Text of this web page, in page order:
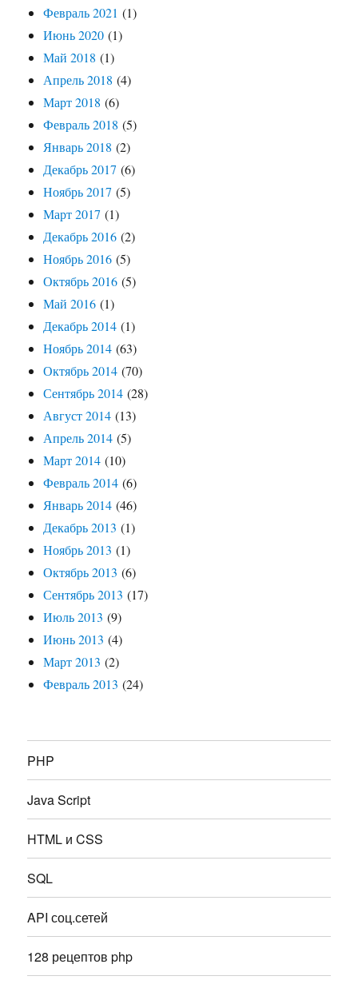
Февраль 2021 (1)
Июнь 2020 (1)
Май 2018 (1)
Апрель 2018 (4)
Март 2018 (6)
Февраль 2018 (5)
Январь 2018 (2)
Декабрь 2017 (6)
Ноябрь 2017 (5)
Март 2017 (1)
Декабрь 2016 (2)
Ноябрь 2016 (5)
Октябрь 2016 (5)
Май 2016 (1)
Декабрь 2014 (1)
Ноябрь 2014 (63)
Октябрь 2014 (70)
Сентябрь 2014 (28)
Август 2014 (13)
Апрель 2014 (5)
Март 2014 (10)
Февраль 2014 (6)
Январь 2014 (46)
Декабрь 2013 (1)
Ноябрь 2013 (1)
Октябрь 2013 (6)
Сентябрь 2013 (17)
Июль 2013 (9)
Июнь 2013 (4)
Март 2013 (2)
Февраль 2013 (24)
PHP
Java Script
HTML и CSS
SQL
API соц.сетей
128 рецептов php